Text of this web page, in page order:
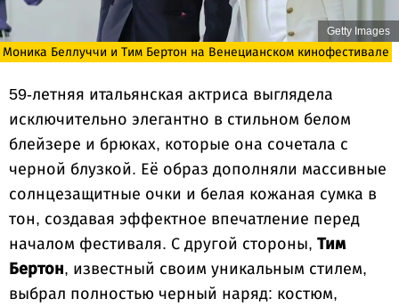
Getty Images
Моника Беллуччи и Тим Бертон на Венецианском кинофестивале
59-летняя итальянская актриса выглядела
исключительно элегантно в стильном белом
блейзере и брюках, которые она сочетала с
черной блузкой. Её образ дополняли массивные
солнцезащитные очки и белая кожаная сумка в
тон, создавая эффектное впечатление перед
началом фестиваля. С другой стороны, Тим
Бертон, известный своим уникальным стилем,
выбрал полностью черный наряд: костюм,